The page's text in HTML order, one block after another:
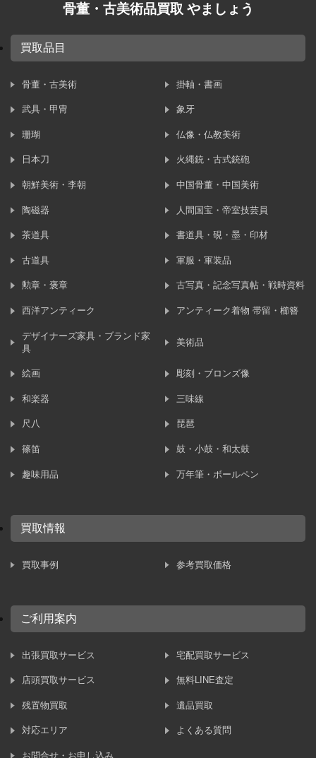
骨董・古美術品買取 やましょう
買取品目
骨董・古美術 掛軸・書画
武具・甲冑 象牙
珊瑚 仏像・仏教美術
日本刀 火縄銃・古式銃砲
朝鮮美術・李朝 中国骨董・中国美術
陶磁器 人間国宝・帝室技芸員
茶道具 書道具・硯・墨・印材
古道具 軍服・軍装品
勲章・褒章 古写真・記念写真帖・戦時資料
西洋アンティーク アンティーク着物 帯留・櫛簪
デザイナーズ家具・ブランド家
具
美術品
絵画 彫刻・ブロンズ像
和楽器 三味線
尺八 琵琶
篠笛 鼓・小鼓・和太鼓
趣味用品 万年筆・ボールペン
買取情報
買取事例 参考買取価格
ご利用案内
出張買取サービス 宅配買取サービス
店頭買取サービス 無料LINE査定
残置物買取 遺品買取
対応エリア よくある質問
お問合せ・お申し込み